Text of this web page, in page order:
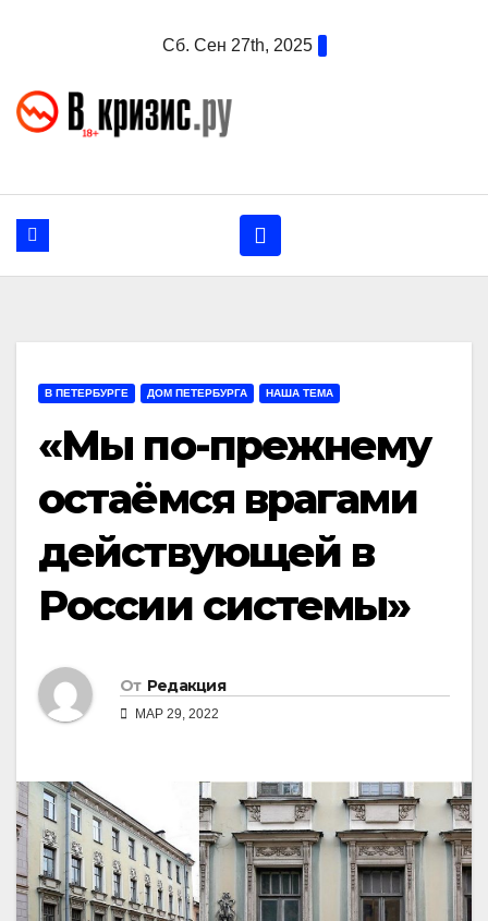
Сб. Сен 27th, 2025
В ПЕТЕРБУРГЕ ДОМ ПЕТЕРБУРГА НАША ТЕМА
«Мы по-прежнему
остаёмся врагами
действующей в
России системы»
От Редакция
МАР 29, 2022